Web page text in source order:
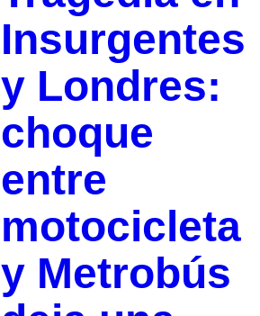
Insurgentes
y Londres:
choque
entre
motocicleta
y Metrobús